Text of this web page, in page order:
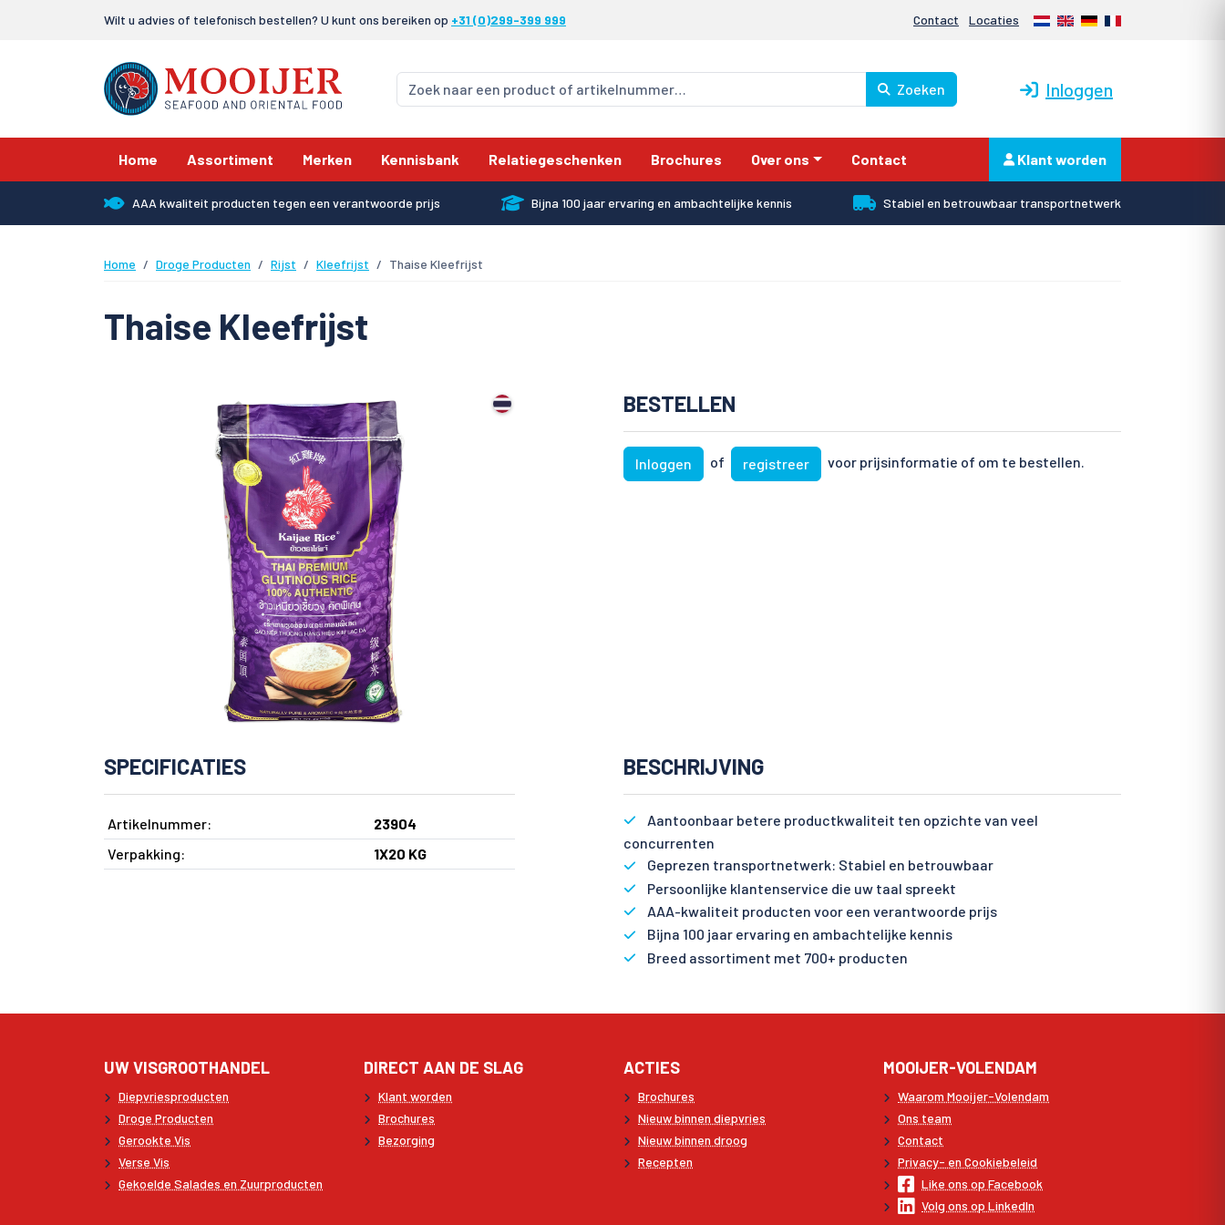
Wilt u advies of telefonisch bestellen? U kunt ons bereiken op +31 (0)299-399 999 Contact Locaties Nederlands
EnglishDeutschFrançais
Zoeken Inloggen
Home Assortiment Merken Kennisbank Relatiegeschenken Brochures Over ons Contact Klant worden
AAA kwaliteit producten tegen een verantwoorde prijs Bijna 100 jaar ervaring en ambachtelijke kennis Stabiel en betrouwbaar transportnetwerk
Home Droge Producten Rijst Kleefrijst Thaise Kleefrijst
Thaise Kleefrijst
BESTELLEN
Inloggen of registreer voor prijsinformatie of om te bestellen.
SPECIFICATIES
Artikelnummer:
23904
Verpakking:
1X20 KG
BESCHRIJVING
Aantoonbaar betere productkwaliteit ten opzichte van veel
concurrenten
Geprezen transportnetwerk: Stabiel en betrouwbaar
Persoonlijke klantenservice die uw taal spreekt
AAA-kwaliteit producten voor een verantwoorde prijs
Bijna 100 jaar ervaring en ambachtelijke kennis
Breed assortiment met 700+ producten
UW VISGROOTHANDEL
Diepvriesproducten
Droge Producten
Gerookte Vis
Verse Vis
Gekoelde Salades en Zuurproducten
DIRECT AAN DE SLAG
Klant worden
Brochures
Bezorging
ACTIES
Brochures
Nieuw binnen diepvries
Nieuw binnen droog
Recepten
MOOIJER-VOLENDAM
Waarom Mooijer-Volendam
Ons team
Contact
Privacy- en Cookiebeleid
Like ons op Facebook
Volg ons op LinkedIn